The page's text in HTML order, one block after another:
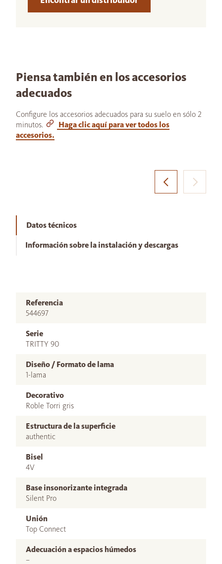
Piensa también en los accesorios
adecuados
Configure los accesorios adecuados para su suelo en sólo 2
minutos.
Haga clic aquí para ver todos los
accesorios.
Datos técnicos
Información sobre la instalación y descargas
Referencia
544697
Serie
TRITTY 90
Diseño / Formato de lama
1-lama
Decorativo
Roble Torri gris
Estructura de la superficie
authentic
Bisel
4V
Base insonorizante integrada
Silent Pro
Unión
Top Connect
Adecuación a espacios húmedos
–